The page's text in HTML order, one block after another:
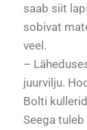
saab siit
sobivat
veel.
–
juurvilju.
Bolti
Seega